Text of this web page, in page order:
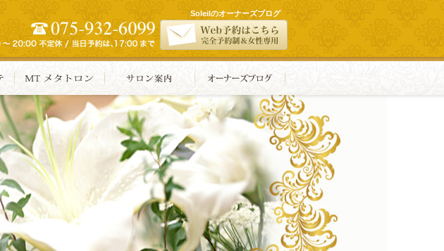
Soleilのオーナーズブログ